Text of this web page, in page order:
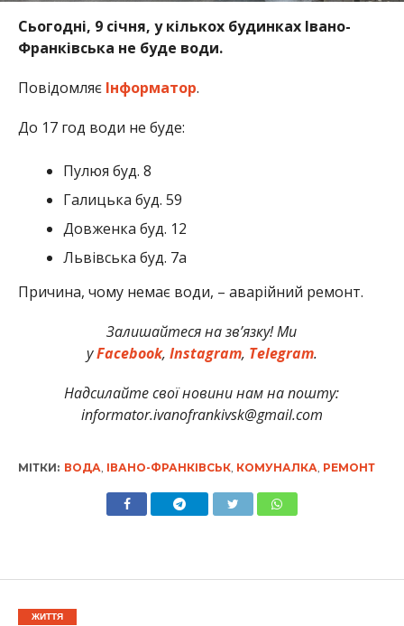
Сьогодні, 9 січня, у кількох будинках Івано-
Франківська не буде води.
Повідомляє Інформатор.
До 17 год води не буде:
Пулюя буд. 8
Галицька буд. 59
Довженка буд. 12
Львівська буд. 7а
Причина, чому немає води, – аварійний ремонт.
Залишайтеся на зв’язку! Ми
уFacebook, Instagram, Telegram.
Надсилайте свої новини нам на пошту:
informator.ivanofrankivsk@gmail.com
МІТКИ: ВОДА ІВАНО-ФРАНКІВСЬК, КОМУНАЛКА РЕМОНТ
ЖИТТЯ